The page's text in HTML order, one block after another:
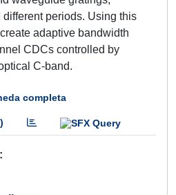
periods. Using this
adaptive bandwidth
CDCs controlled by
C-band.
completa